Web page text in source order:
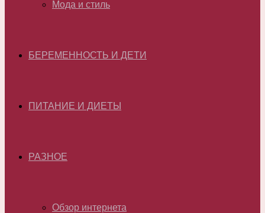
Мода и стиль
БЕРЕМЕННОСТЬ И ДЕТИ
ПИТАНИЕ И ДИЕТЫ
РАЗНОЕ
Обзор интернета